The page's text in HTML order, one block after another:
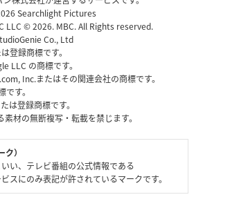
Searchlight Pictures
LLC © 2026. MBC. All Rights reserved.
Co., Ltd
登録商標です。
LLC の商標です。
Inc.またはその関連会社の商標です。
す。
は登録商標です。
材の無断複写・転載を禁じます。
）
い、テレビ番組の公式情報である
スにのみ表記が許されているマークです。